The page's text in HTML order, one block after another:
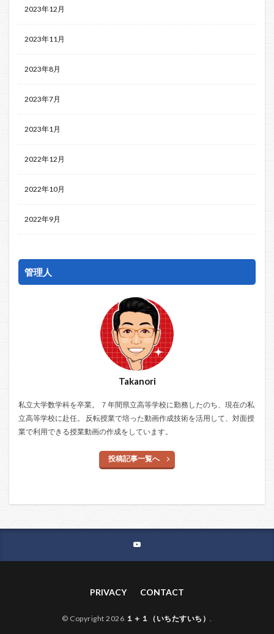
2023年12月
2023年11月
2023年8月
2023年7月
2023年1月
2022年12月
2022年10月
2022年9月
管理人
Takanori
私立大学数学科を卒業。 ７年間県立高等学校に勤務したのち、現在の私
立高等学校に赴任。 反転授業で培った動画作成技術を活用して、対面授
業で利用できる授業動画の作成をしています。
投稿記事一覧へ
PRIVACY CONTACT
© Copyright 2026 １＋１（いちたすいち）.